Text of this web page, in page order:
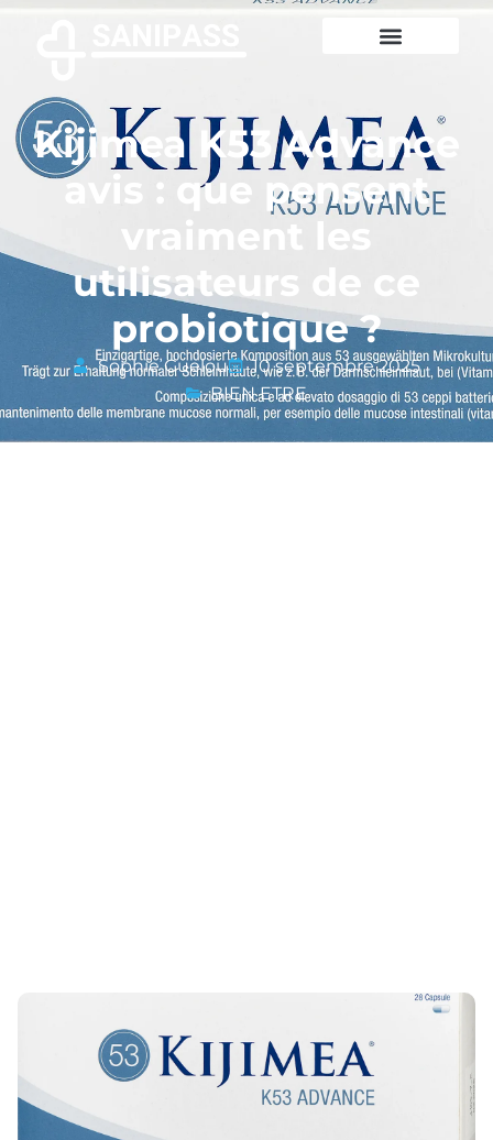
Kijimea K53 Advance
avis : que pensent
vraiment les
utilisateurs de ce
probiotique ?
Sophie Guelou
10 septembre 2025
BIEN ETRE